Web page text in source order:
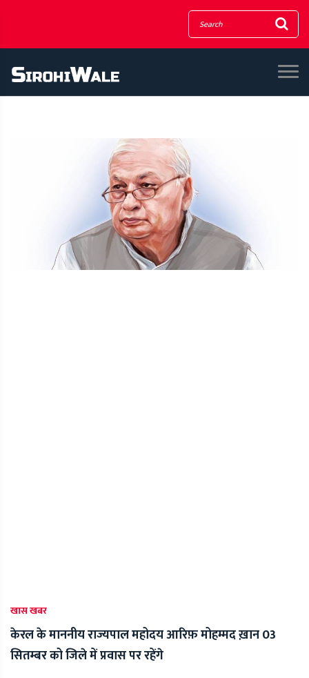
खास खबर
केरल के माननीय राज्यपाल महोदय आरिफ़ मोहम्मद ख़ान 03
सितम्बर को जिले में प्रवास पर रहेंगे